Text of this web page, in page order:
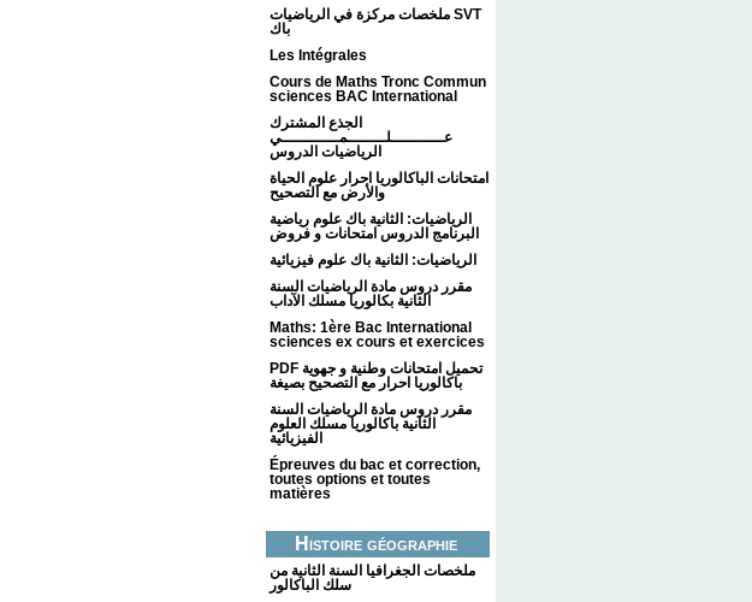
ملخصات مركزة في الرياضيات SVT
باك
Les Intégrales
Cours de Maths Tronc Commun
sciences BAC International
الجذع المشترك
عـــــــــــلــــــــمــــــــــــي
الرياضيات الدروس
امتحانات الباكالوريا احرار علوم الحياة
والأرض مع التصحيح
الرياضيات: الثانية باك علوم رياضية
البرنامج الدروس امتحانات و فروض
الرياضيات: الثانية باك علوم فيزيائية
مقرر دروس مادة الرياضيات السنة
الثانية بكالوريا مسلك الآداب
Maths: 1ère Bac International
sciences ex cours et exercices
PDF تحميل امتحانات وطنية و جهوية
باكالوريا احرار مع التصحيح بصيغة
مقرر دروس مادة الرياضيات السنة
الثانية باكالوريا مسلك العلوم
الفيزيائية
Épreuves du bac et correction,
toutes options et toutes
matières
Histoire géographie
ملخصات الجغرافيا السنة الثانية من
سلك الباكالور